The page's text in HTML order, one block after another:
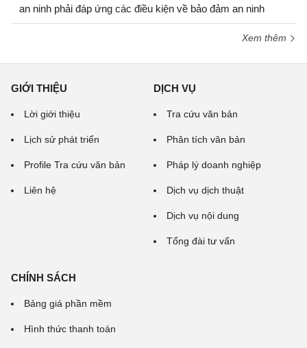
an ninh phải đáp ứng các điều kiện về bảo đảm an ninh
Xem thêm
GIỚI THIỆU
Lời giới thiệu
Lịch sử phát triển
Profile Tra cứu văn bản
Liên hệ
DỊCH VỤ
Tra cứu văn bản
Phân tích văn bản
Pháp lý doanh nghiệp
Dịch vụ dịch thuật
Dịch vụ nội dung
Tổng đài tư vấn
CHÍNH SÁCH
Bảng giá phần mềm
Hình thức thanh toán